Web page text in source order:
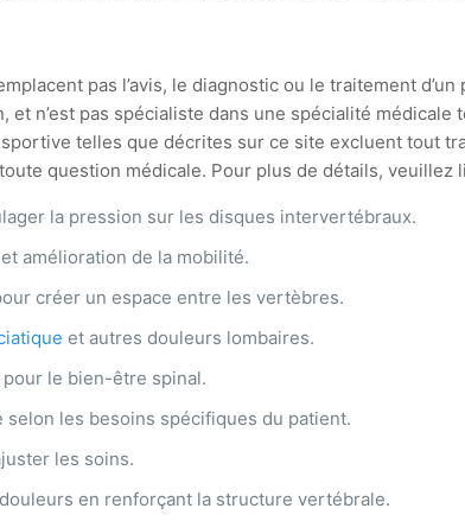
pas l’avis, le diagnostic ou le traitement
et n’est pas spécialiste dans une spécialité
telles que décrites sur ce site excluent tout
question médicale. Pour plus de détails, veuillez
la pression sur les disques intervertébraux.
amélioration de la mobilité.
créer un espace entre les vertèbres.
et autres douleurs lombaires.
le bien-être spinal.
selon les besoins spécifiques du patient.
les soins.
en renforçant la structure vertébrale.